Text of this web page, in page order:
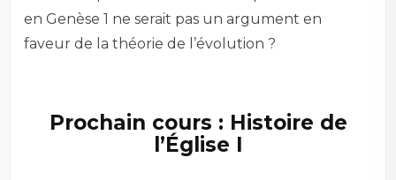
en Genèse 1 ne serait pas un argument en
faveur de la théorie de l’évolution ?
Prochain cours : Histoire de
l’Église I